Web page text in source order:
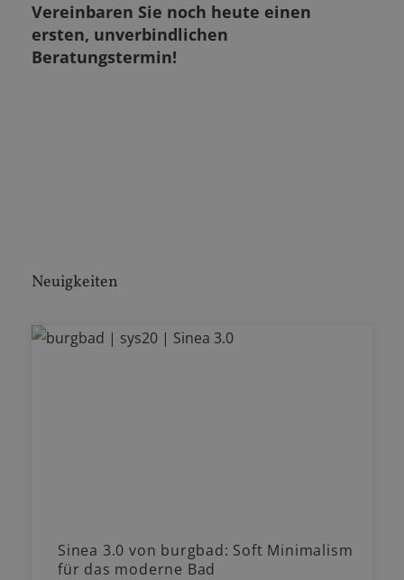
Vereinbaren Sie noch heute einen
ersten, unverbindlichen
Beratungstermin!
Neuigkeiten
Sinea 3.0 von burgbad: Soft Minimalism
für das moderne Bad